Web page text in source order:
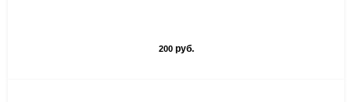
200руб.